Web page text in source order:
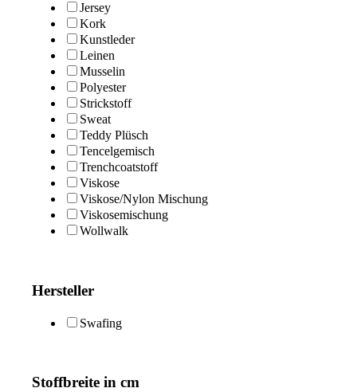
Jersey
Kork
Kunstleder
Leinen
Musselin
Polyester
Strickstoff
Sweat
Teddy Plüsch
Tencelgemisch
Trenchcoatstoff
Viskose
Viskose/Nylon Mischung
Viskosemischung
Wollwalk
Hersteller
Swafing
Stoffbreite in cm